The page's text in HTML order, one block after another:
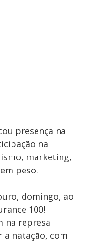
presença na
na
marketing,
peso,
domingo, ao
100!
na represa
a natação, com